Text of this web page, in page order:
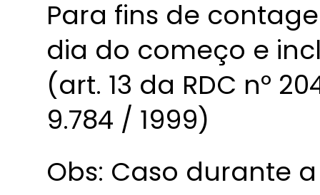
Para fins de
dia do começo e
(art. 13 da RDC nº
9.784 / 1999)
Obs: Caso durante